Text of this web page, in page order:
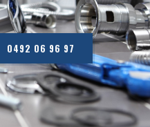
0492 06 96 97